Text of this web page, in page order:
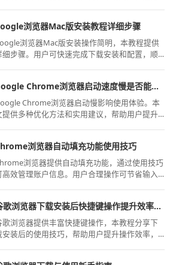
浏览器Mac版安装教程详细步骤
浏览器Mac版安装操作简明，本教程提供
细步骤。用户可快速完成下载安装和配置，顺
Google Chrome浏览器启动速度慢是否能彻底解决
Chrome浏览器启动慢影响使用体验。本
提供多种优化方法和实用建议，帮助用户提升
浏览器自动填充功能使用技巧
浏览器提供自动填充功能，通过使用技巧
高效管理账户信息。用户合理操作可节省输入
谷歌浏览器下载安装后快捷键操作提升效率技巧
歌浏览器提供丰富快捷键操作，本教程分享下
安装后的使用技巧，帮助用户提升操作效率，